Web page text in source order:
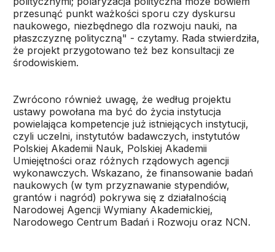
przesunąć punkt ważkości sporu czy dyskursu
naukowego, niezbędnego dla rozwoju nauki, na
płaszczyznę polityczną" - czytamy. Rada stwierdziła,
że projekt przygotowano też bez konsultacji ze
środowiskiem.
Zwrócono również uwagę, że według projektu
ustawy powołana ma być do życia instytucja
powielająca kompetencje już istniejących instytucji,
czyli uczelni, instytutów badawczych, instytutów
Polskiej Akademii Nauk, Polskiej Akademii
Umiejętności oraz różnych rządowych agencji
wykonawczych. Wskazano, że finansowanie badań
naukowych (w tym przyznawanie stypendiów,
grantów i nagród) pokrywa się z działalnością
Narodowej Agencji Wymiany Akademickiej,
Narodowego Centrum Badań i Rozwoju oraz NCN.